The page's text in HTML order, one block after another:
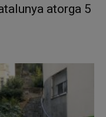
atorga 5